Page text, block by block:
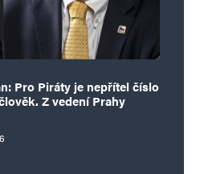
Pro Piráty je nepřítel číslo
Z vedení Prahy